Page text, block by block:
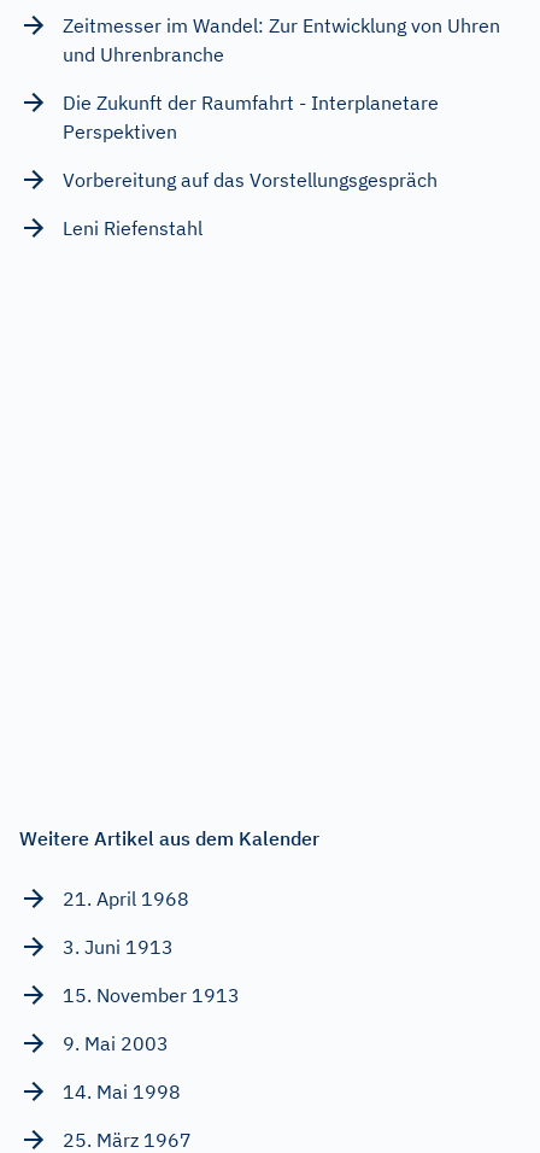
Zeitmesser im Wandel: Zur Entwicklung von Uhren
und Uhrenbranche
Die Zukunft der Raumfahrt - Interplanetare
Perspektiven
Vorbereitung auf das Vorstellungsgespräch
Leni Riefenstahl
Weitere Artikel aus dem Kalender
21. April 1968
3. Juni 1913
15. November 1913
9. Mai 2003
14. Mai 1998
25. März 1967